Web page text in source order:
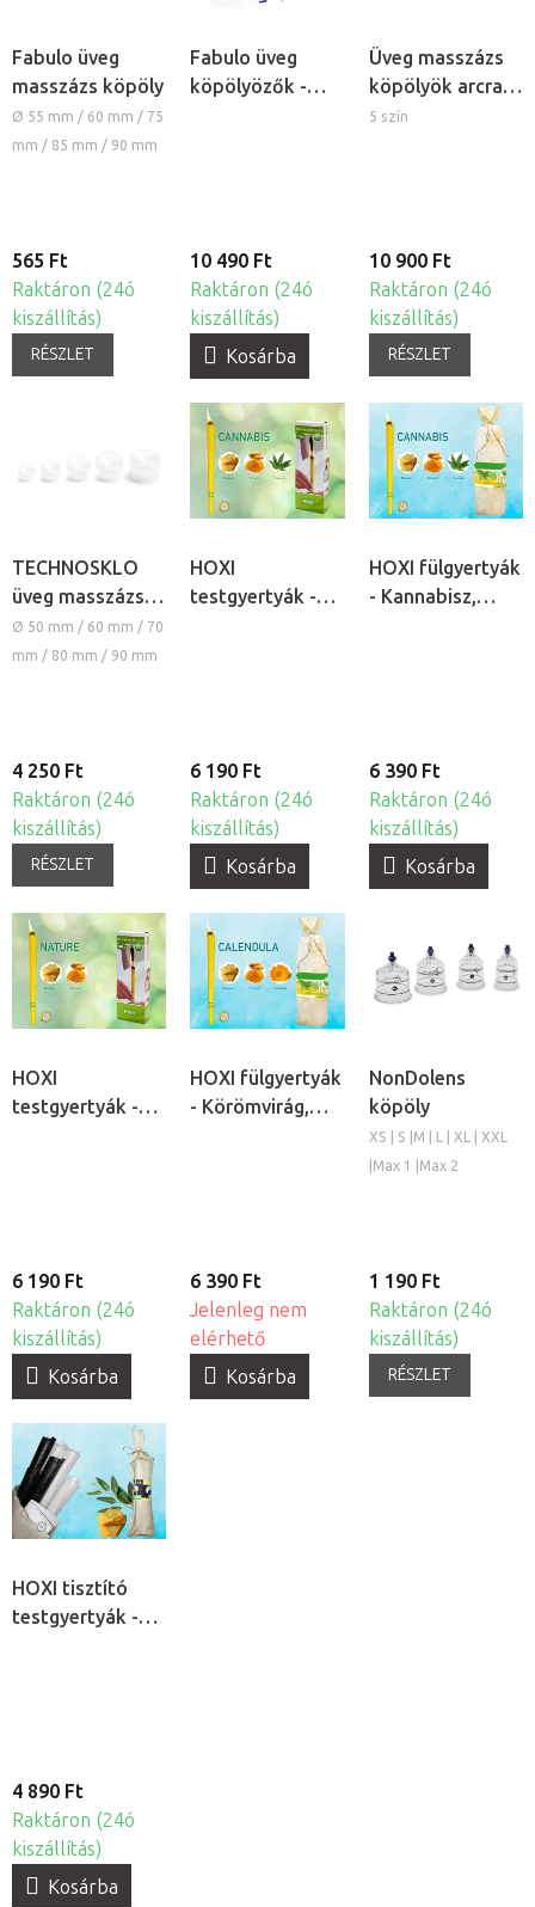
Fabulo üveg
masszázs köpöly
Ø 55 mm / 60 mm / 75
mm / 85 mm / 90 mm
565 Ft
Raktáron (24ó
kiszállítás)
RÉSZLET
Fabulo üveg
köpölyözők -
10 490 Ft
Raktáron (24ó
kiszállítás)
Kosárba
Üveg masszázs
köpölyök arcra
és testre, 4
5 szín
10 900 Ft
Raktáron (24ó
kiszállítás)
RÉSZLET
TECHNOSKLO
üveg masszázs
köpöly
Ø 50 mm / 60 mm / 70
mm / 80 mm / 90 mm
4 250 Ft
Raktáron (24ó
kiszállítás)
RÉSZLET
HOXI
testgyertyák -
6 190 Ft
Raktáron (24ó
kiszállítás)
Kosárba
HOXI fülgyertyák
- Kannabisz,
6 390 Ft
Raktáron (24ó
kiszállítás)
Kosárba
HOXI
testgyertyák -
6 190 Ft
Raktáron (24ó
kiszállítás)
Kosárba
HOXI fülgyertyák
- Körömvirág,
6 390 Ft
Jelenleg nem
elérhető
Kosárba
NonDolens
köpöly
XS | S |M | L | XL | XXL
|Max 1 |Max 2
1 190 Ft
Raktáron (24ó
kiszállítás)
RÉSZLET
HOXI tisztító
testgyertyák -
4 890 Ft
Raktáron (24ó
kiszállítás)
Kosárba